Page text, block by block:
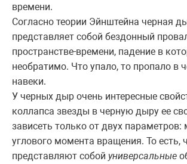
времени.
Согласно теории Эйнштейна черная
представляет собой бездонный
пространстве-времени, падение в
необратимо. Что упало, то пропало в
навеки.
У черных дыр очень интересные
коллапса звезды в черную дыру ее
зависеть только от двух параметров:
углового момента вращения. То
представляют собой универсальные